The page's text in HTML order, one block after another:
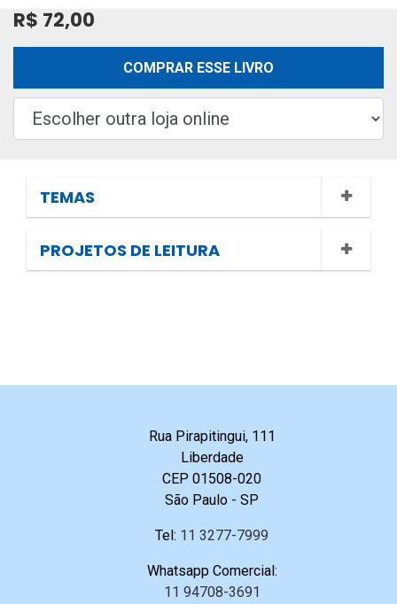
R$ 72,00
COMPRAR ESSE LIVRO
TEMAS
PROJETOS DE LEITURA
Rua Pirapitingui, 111
Liberdade
CEP 01508-020
São Paulo - SP
Tel: 11 3277-7999
Whatsapp Comercial:
11 94708-3691